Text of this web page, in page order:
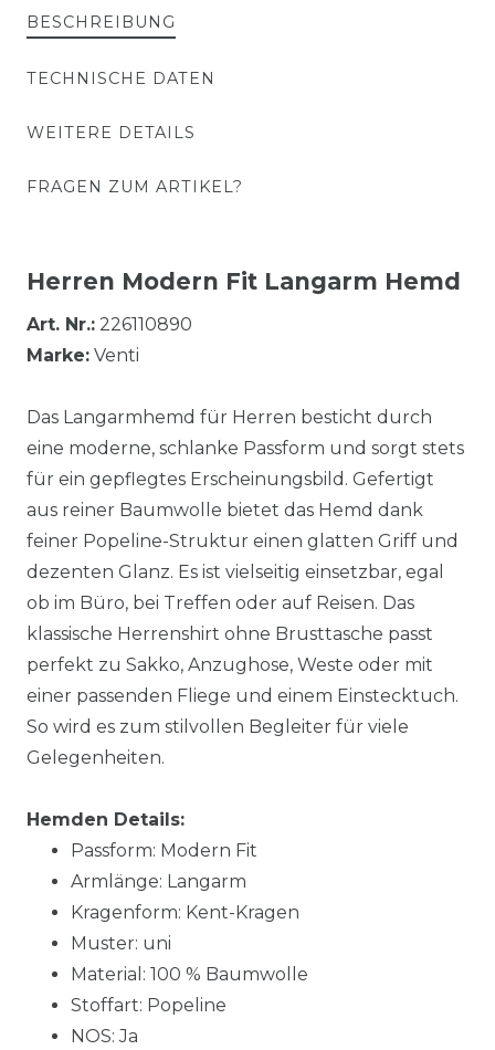
BESCHREIBUNG
TECHNISCHE DATEN
WEITERE DETAILS
FRAGEN ZUM ARTIKEL?
Herren Modern Fit Langarm Hemd
Art. Nr.: 226110890
Marke: Venti
Das Langarmhemd für Herren besticht durch
eine moderne, schlanke Passform und sorgt stets
für ein gepflegtes Erscheinungsbild. Gefertigt
aus reiner Baumwolle bietet das Hemd dank
feiner Popeline-Struktur einen glatten Griff und
dezenten Glanz. Es ist vielseitig einsetzbar, egal
ob im Büro, bei Treffen oder auf Reisen. Das
klassische Herrenshirt ohne Brusttasche passt
perfekt zu Sakko, Anzughose, Weste oder mit
einer passenden Fliege und einem Einstecktuch.
So wird es zum stilvollen Begleiter für viele
Gelegenheiten.
Hemden Details:
Passform: Modern Fit
Armlänge: Langarm
Kragenform: Kent-Kragen
Muster: uni
Material: 100 % Baumwolle
Stoffart: Popeline
NOS: Ja